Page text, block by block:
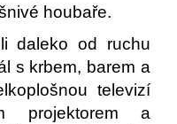
houbaře.
daleko od ruchu
s krbem, barem a
televizí
projektorem a